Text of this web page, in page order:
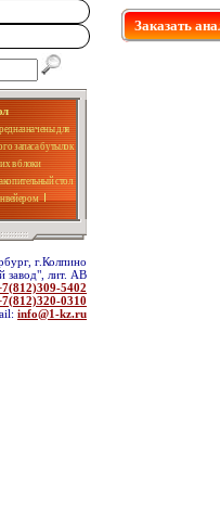
для
запаса бутылок
в блоки
стол
г.Колпино
завод", лит. АВ
5402
0310
info@1-kz.ru
Заказать